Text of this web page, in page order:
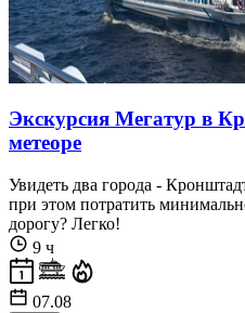
Экскурсия Мегатур в
метеоре
Увидеть два города -
при этом потратить
дорогу? Легко!
9 ч
07.08